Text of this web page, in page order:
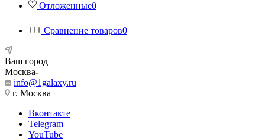
Отложенные0
Сравнение товаров0
Ваш город
Москва
info@1galaxy.ru
г. Москва
Вконтакте
Telegram
YouTube